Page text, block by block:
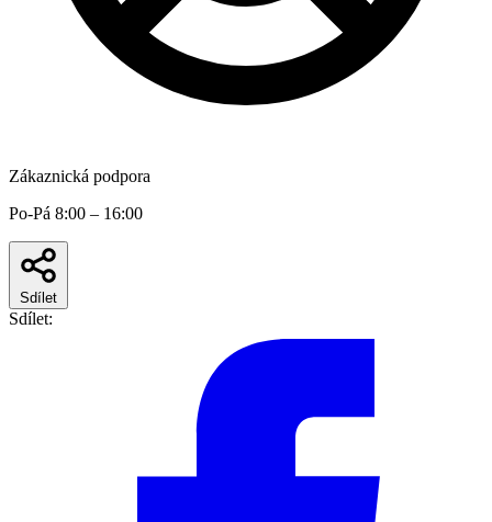
Zákaznická podpora
Po-Pá 8:00 – 16:00
Sdílet
Sdílet: